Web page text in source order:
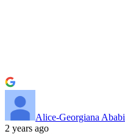
Alice-Georgiana Ababi
2 years ago